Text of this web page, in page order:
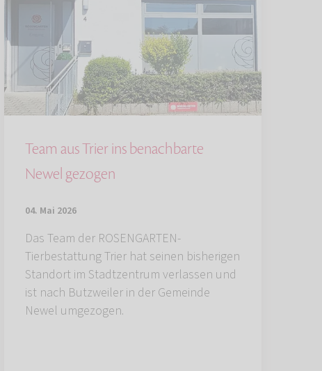
Team aus Trier ins benachbarte
Newel gezogen
04. Mai 2026
Das Team der ROSENGARTEN-
Tierbestattung Trier hat seinen bisherigen
Standort im Stadtzentrum verlassen und
ist nach Butzweiler in der Gemeinde
Newel umgezogen.